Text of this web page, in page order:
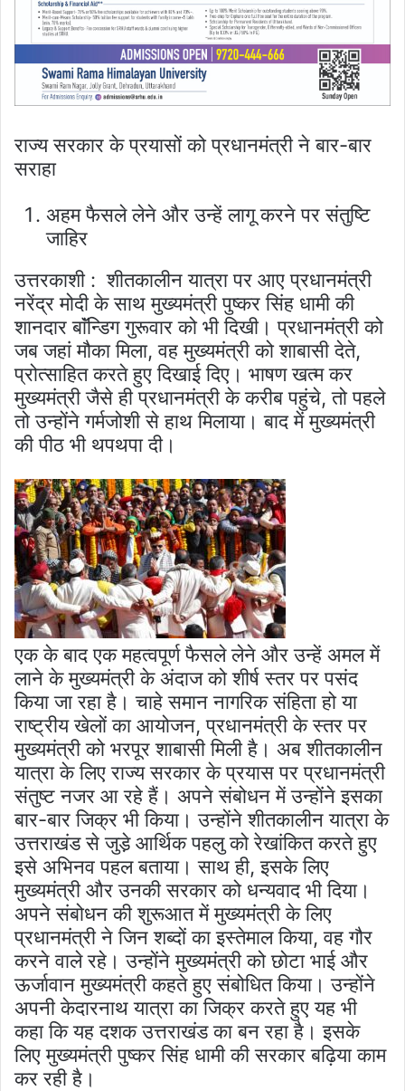
राज्य सरकार के प्रयासों को प्रधानमंत्री ने बार-बार
सराहा
अहम फैसले लेने और उन्हें लागू करने पर संतुष्टि
जाहिर
उत्तरकाशी : शीतकालीन यात्रा पर आए प्रधानमंत्री
नरेंद्र मोदी के साथ मुख्यमंत्री पुष्कर सिंह धामी की
शानदार बाॅंन्डिग गुरूवार को भी दिखी। प्रधानमंत्री को
जब जहां मौका मिला, वह मुख्यमंत्री को शाबासी देते,
प्रोत्साहित करते हुए दिखाई दिए। भाषण खत्म कर
मुख्यमंत्री जैसे ही प्रधानमंत्री के करीब पहुंचे, तो पहले
तो उन्होंने गर्मजोशी से हाथ मिलाया। बाद में मुख्यमंत्री
की पीठ भी थपथपा दी।
एक के बाद एक महत्वपूर्ण फैसले लेने और उन्हें अमल में
लाने के मुख्यमंत्री के अंदाज को शीर्ष स्तर पर पसंद
किया जा रहा है। चाहे समान नागरिक संहिता हो या
राष्ट्रीय खेलों का आयोजन, प्रधानमंत्री के स्तर पर
मुख्यमंत्री को भरपूर शाबासी मिली है। अब शीतकालीन
यात्रा के लिए राज्य सरकार के प्रयास पर प्रधानमंत्री
संतुष्ट नजर आ रहे हैं। अपने संबोधन में उन्होंने इसका
बार-बार जिक्र भी किया। उन्होंने शीतकालीन यात्रा के
उत्तराखंड से जुडे़ आर्थिक पहलु को रेखांकित करते हुए
इसे अभिनव पहल बताया। साथ ही, इसके लिए
मुख्यमंत्री और उनकी सरकार को धन्यवाद भी दिया।
अपने संबोधन की शुरूआत में मुख्यमंत्री के लिए
प्रधानमंत्री ने जिन शब्दों का इस्तेमाल किया, वह गौर
करने वाले रहे। उन्होंने मुख्यमंत्री को छोटा भाई और
ऊर्जावान मुख्यमंत्री कहते हुए संबोधित किया। उन्होंने
अपनी केदारनाथ यात्रा का जिक्र करते हुए यह भी
कहा कि यह दशक उत्तराखंड का बन रहा है। इसके
लिए मुख्यमंत्री पुष्कर सिंह धामी की सरकार बढ़िया काम
कर रही है।